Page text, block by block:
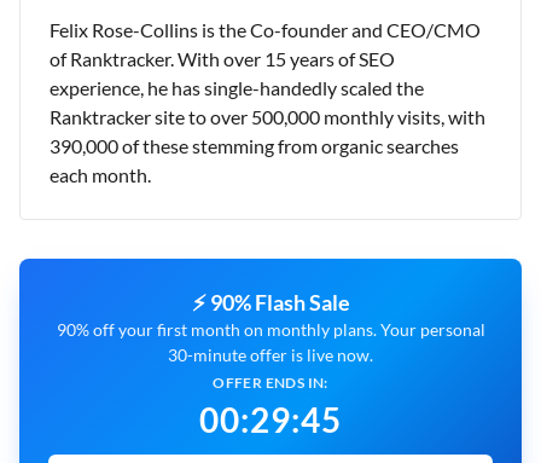
Felix Rose-Collins is the Co-founder and CEO/CMO
of Ranktracker. With over 15 years of SEO
experience, he has single-handedly scaled the
Ranktracker site to over 500,000 monthly visits, with
390,000 of these stemming from organic searches
each month.
⚡ 90% Flash Sale
90% off your first month on monthly plans. Your personal
30-minute offer is live now.
OFFER ENDS IN:
00:29:44